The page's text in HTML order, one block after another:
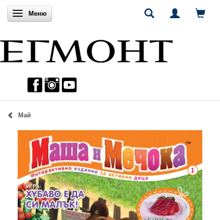
Включи навигацията
Меню
Май